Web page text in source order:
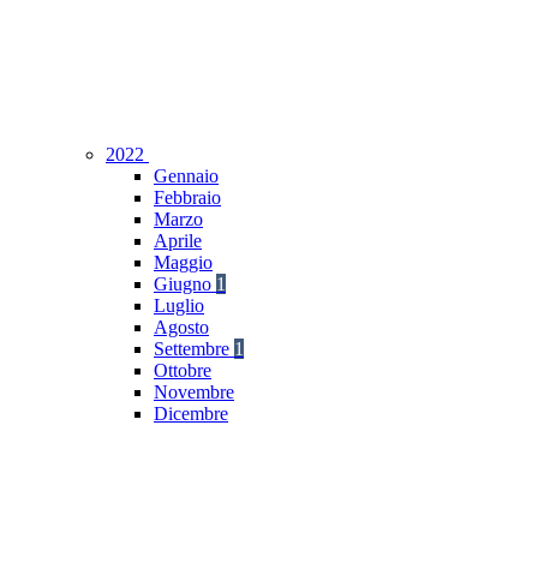
2022
Gennaio
Febbraio
Marzo
Aprile
Maggio
Giugno 1
Luglio
Agosto
Settembre 1
Ottobre
Novembre
Dicembre